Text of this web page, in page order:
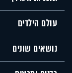
עולם הילדים
נושאים שונים